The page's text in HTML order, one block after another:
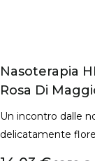
Nasoterapia
Rosa Di
Un incontro dalle
delicatamente